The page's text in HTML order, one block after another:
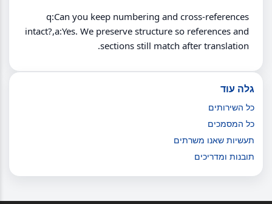
q:Can you keep numbering and cross-references
intact?,a:Yes. We preserve structure so references and
sections still match after translation.
גלה עוד
כל השירותים
כל המסמכים
תעשיות שאנו משרתים
תובנות ומדריכים